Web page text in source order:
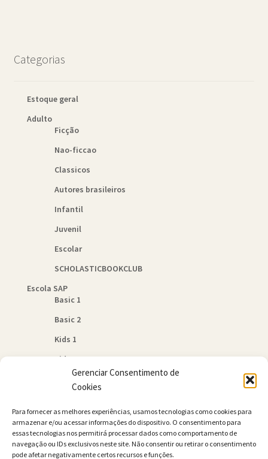
Gerenciar Consentimento de
Cookies
Para fornecer as melhores experiências, usamos tecnologias como cookies para
armazenar e/ou acessar informações do dispositivo. O consentimento para
essas tecnologias nos permitirá processar dados como comportamento de
navegação ou IDs exclusivos neste site. Não consentir ou retirar o consentimento
pode afetar negativamente certos recursos e funções.
Categorias
Estoque geral
Adulto
Ficção
Nao-ficcao
Classicos
Autores brasileiros
Infantil
Juvenil
Escolar
SCHOLASTICBOOKCLUB
Escola SAP
Basic 1
Basic 2
Kids 1
Kids 2
Quem Somos
Contato